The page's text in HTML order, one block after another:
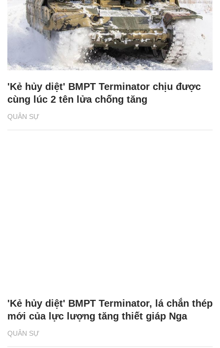
QUÂN SỰ
'Kẻ hủy diệt' BMPT Terminator chịu được
cùng lúc 2 tên lửa chống tăng
QUÂN SỰ
'Kẻ hủy diệt' BMPT Terminator, lá chắn thép
mới của lực lượng tăng thiết giáp Nga